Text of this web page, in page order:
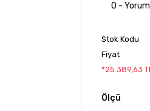
0 - Yorum
Stok Kodu
Fiyat
*25.389,63
Ölçü